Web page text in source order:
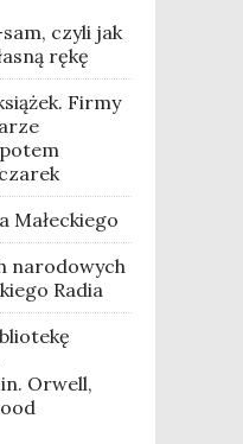
czyli jak
rękę
Firmy
Małeckiego
narodowych
Radia
Orwell,